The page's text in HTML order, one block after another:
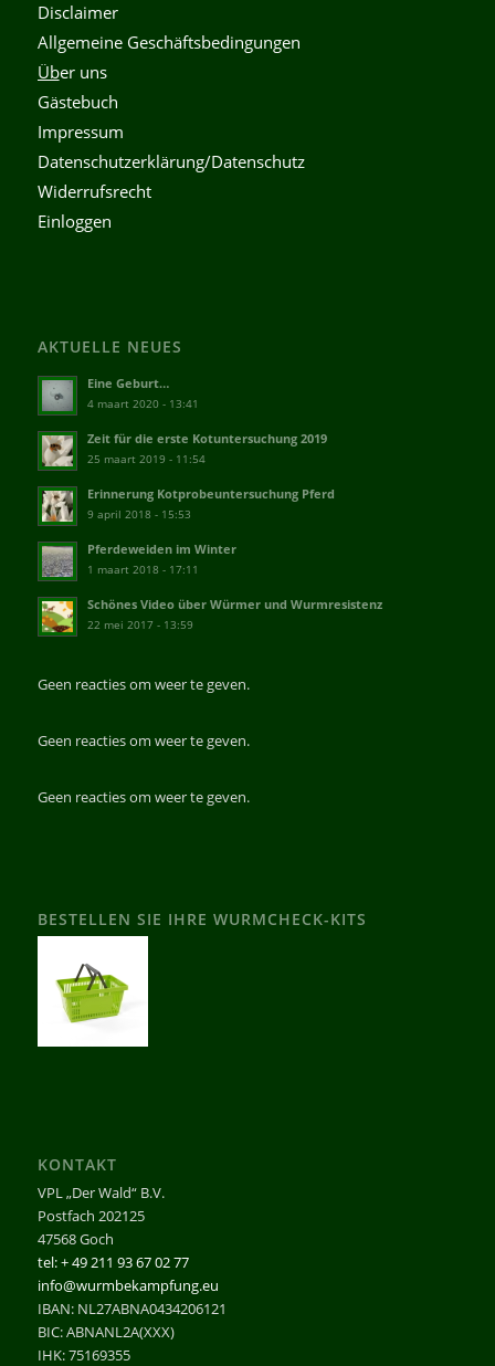
Disclaimer
Allgemeine Geschäftsbedingungen
Über uns
Gästebuch
Impressum
Datenschutzerklärung/Datenschutz
Widerrufsrecht
Einloggen
AKTUELLE NEUES
Eine Geburt…
4 maart 2020 - 13:41
Zeit für die erste Kotuntersuchung 2019
25 maart 2019 - 11:54
Erinnerung Kotprobeuntersuchung Pferd
9 april 2018 - 15:53
Pferdeweiden im Winter
1 maart 2018 - 17:11
Schönes Video über Würmer und Wurmresistenz
22 mei 2017 - 13:59
Geen reacties om weer te geven.
Geen reacties om weer te geven.
Geen reacties om weer te geven.
BESTELLEN SIE IHRE WURMCHECK-KITS
KONTAKT
VPL „Der Wald“ B.V.
Postfach 202125
47568 Goch
tel: + 49 211 93 67 02 77
info@wurmbekampfung.eu
IBAN: NL27ABNA0434206121
BIC: ABNANL2A(XXX)
IHK: 75169355